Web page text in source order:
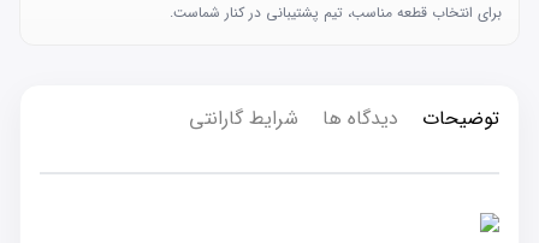
برای انتخاب قطعه مناسب، تیم پشتیبانی در کنار شماست.
توضیحات دیدگاه ها شرایط گارانتی